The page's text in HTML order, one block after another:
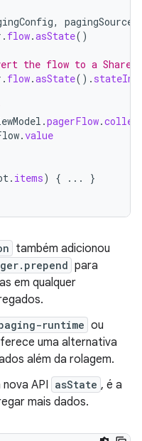
,
. flow.asState()
the flow to a
. flow.asState(). stateIn
.pagerFlow.
.value
. items) { ...
}
também adicionou
para
em qualquer
runtime ou
uma alternativa
além da rolagem.
API asState , é a
mais dados.